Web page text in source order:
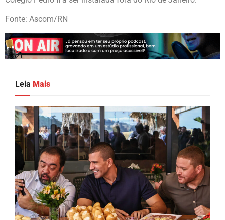
Fonte: Ascom/RN
Leia Mais